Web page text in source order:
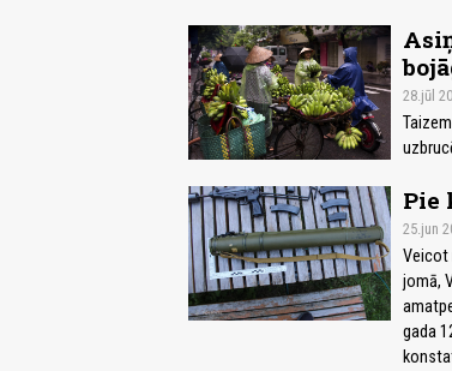
28.jūl
Pie
25.jun
Veicot
jomā,
gada